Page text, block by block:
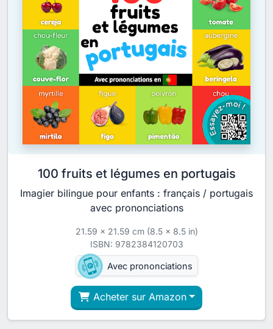
100 fruits et légumes en portugais
Imagier bilingue pour enfants : français / portugais
avec prononciations
21.59 x 21.59 cm (8.5 x 8.5 in)
ISBN: 9782384120703
Avec prononciations
Acheter sur Amazon